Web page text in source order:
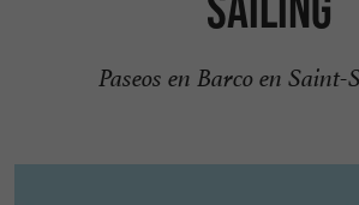
Paseos en Barco en Saint-